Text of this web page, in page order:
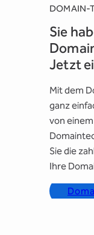
DOMAIN-
Sie
Jetzt
Mit dem
ganz
von
Sie die
Ihre